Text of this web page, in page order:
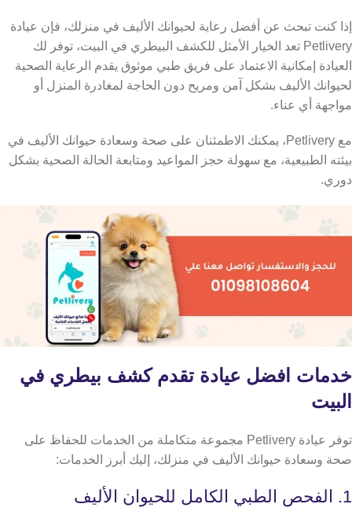
إذا كنت تبحث عن أفضل رعاية لحيوانك الأليف في منزلك، فإن عيادة
Petlivery تعد الخيار الأمثل للكشف البيطري في البيت،
توفر لك
العيادة إمكانية الاعتماد على فريق طبي موثوق يقدم الرعاية الصحية
لحيوانك الأليف بشكل آمن ومريح دون الحاجة لمغادرة المنزل أو
مواجهة أي عناء.
مع Petlivery، يمكنك الاطمئنان على صحة وسعادة حيوانك الأليف في
بيئته الطبيعية، مع سهولة حجز المواعيد ومتابعة الحالة الصحية بشكل
دوري.
خدمات افضل عيادة تقدم كشف بيطري في
البيت
توفر عيادة Petlivery مجموعة متكاملة من الخدمات للحفاظ على
صحة وسعادة حيوانك الأليف في منزلك، إليك أبرز الخدمات:
​​1. الفحص الطبي الكامل للحيوان الأليف